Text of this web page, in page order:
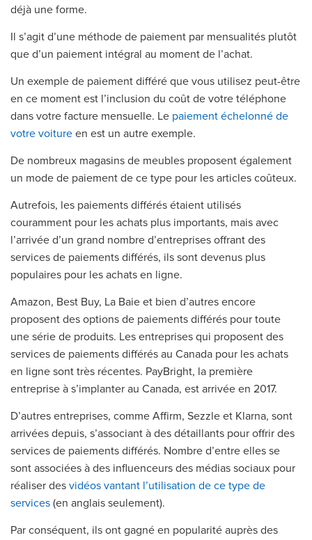
déjà une forme.
Il s’agit d’une méthode de paiement par mensualités plutôt
que d’un paiement intégral au moment de l’achat.
Un exemple de paiement différé que vous utilisez peut-être
en ce moment est l’inclusion du coût de votre téléphone
dans votre facture mensuelle. Le paiement échelonné de
votre voiture en est un autre exemple.
De nombreux magasins de meubles proposent également
un mode de paiement de ce type pour les articles coûteux.
Autrefois, les paiements différés étaient utilisés
couramment pour les achats plus importants, mais avec
l’arrivée d’un grand nombre d’entreprises offrant des
services de paiements différés, ils sont devenus plus
populaires pour les achats en ligne.
Amazon, Best Buy, La Baie et bien d’autres encore
proposent des options de paiements différés pour toute
une série de produits. Les entreprises qui proposent des
services de paiements différés au Canada pour les achats
en ligne sont très récentes. PayBright, la première
entreprise à s’implanter au Canada, est arrivée en 2017.
D’autres entreprises, comme Affirm, Sezzle et Klarna, sont
arrivées depuis, s’associant à des détaillants pour offrir des
services de paiements différés. Nombre d’entre elles se
sont associées à des influenceurs des médias sociaux pour
réaliser des vidéos vantant l’utilisation de ce type de
services (en anglais seulement).
Par conséquent, ils ont gagné en popularité auprès des